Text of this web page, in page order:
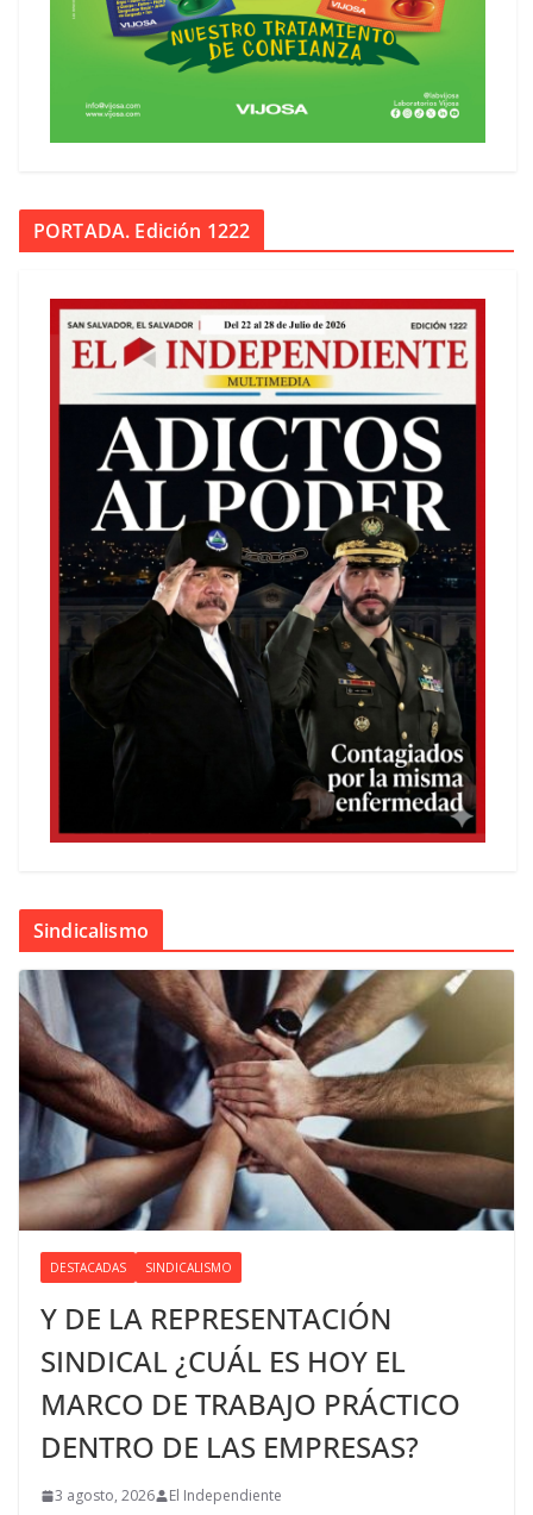
PORTADA. Edición 1222
Sindicalismo
DESTACADAS SINDICALISMO
Y DE LA REPRESENTACIÓN
SINDICAL ¿CUÁL ES HOY EL
MARCO DE TRABAJO PRÁCTICO
DENTRO DE LAS EMPRESAS?
3 agosto, 2026 El Independiente